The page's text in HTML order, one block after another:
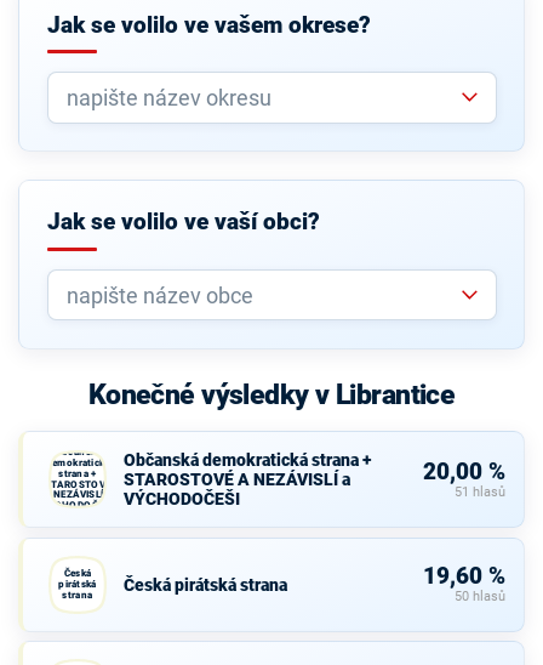
Jak se volilo ve vašem okrese?
Jak se volilo ve vaší obci?
Konečné výsledky v Librantice
Občanská
demokratická
strana +
STAROSTOVÉ
A NEZÁVISLÍ a
VÝCHODOČEŠI
Občanská demokratická strana +
STAROSTOVÉ A NEZÁVISLÍ a
VÝCHODOČEŠI
20,00 %
51 hlasů
Česká
pirátská
strana
Česká pirátská strana 19,60 %
50 hlasů